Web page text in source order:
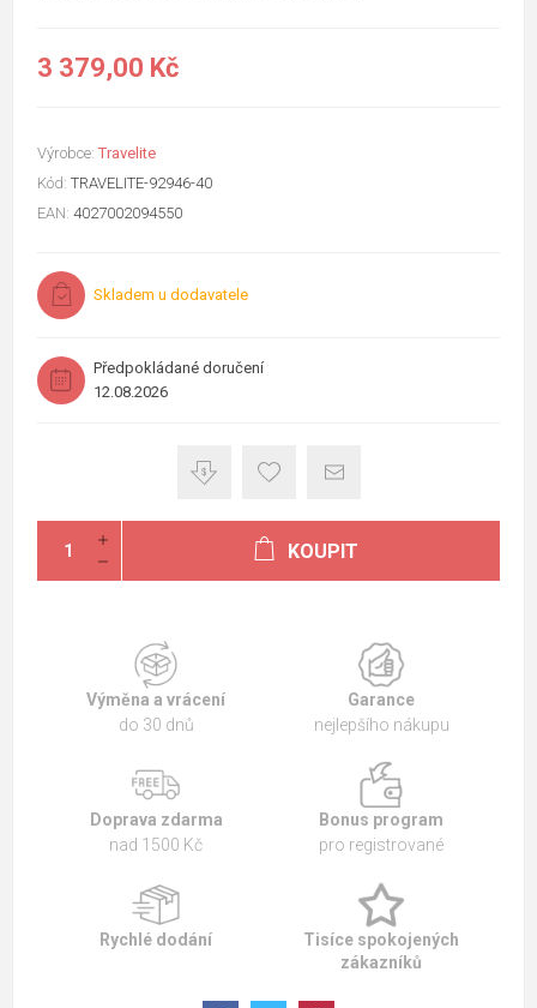
3 379,00 Kč
Výrobce: Travelite
Kód: TRAVELITE-92946-40
EAN: 4027002094550
Skladem u dodavatele
Předpokládané doručení
12.08.2026
KOUPIT
Výměna a vrácení
do 30 dnů
Garance
nejlepšího nákupu
Doprava zdarma
nad 1500 Kč
Bonus program
pro registrované
Rychlé dodání
Tisíce spokojených
zákazníků